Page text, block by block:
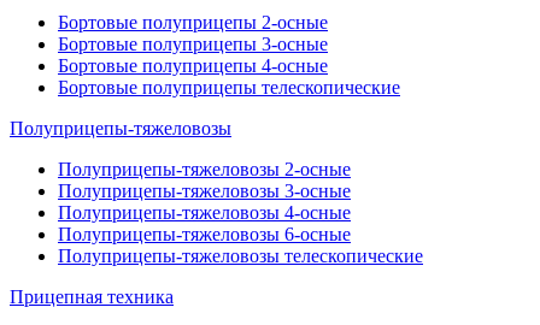
Бортовые полуприцепы 2-осные
Бортовые полуприцепы 3-осные
Бортовые полуприцепы 4-осные
Бортовые полуприцепы телескопические
Полуприцепы-тяжеловозы
Полуприцепы-тяжеловозы 2-осные
Полуприцепы-тяжеловозы 3-осные
Полуприцепы-тяжеловозы 4-осные
Полуприцепы-тяжеловозы 6-осные
Полуприцепы-тяжеловозы телескопические
Прицепная техника